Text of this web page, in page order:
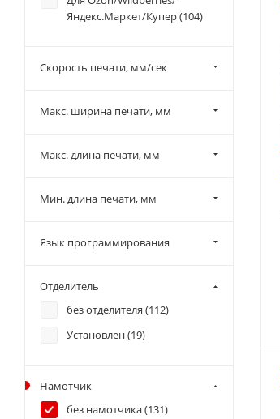
USB/RS-232/Ethernet/USB
Host/RTC/GPIO (
3)
Host/RTC/WiFi (2)
host (30)
host/LPT (6)
Яндекс.Маркет/Купер (104)
Скорость печати, мм/сек
Макс. ширина печати, мм
Макс. длина печати, мм
Мин. длина печати, мм
Язык программирования
Отделитель
без отделителя (112)
Установлен (19)
Намотчик
без намотчика (131)